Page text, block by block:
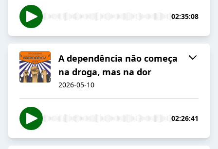
02:35:08
A dependência não começa
na droga, mas na dor
2026-05-10
02:26:41